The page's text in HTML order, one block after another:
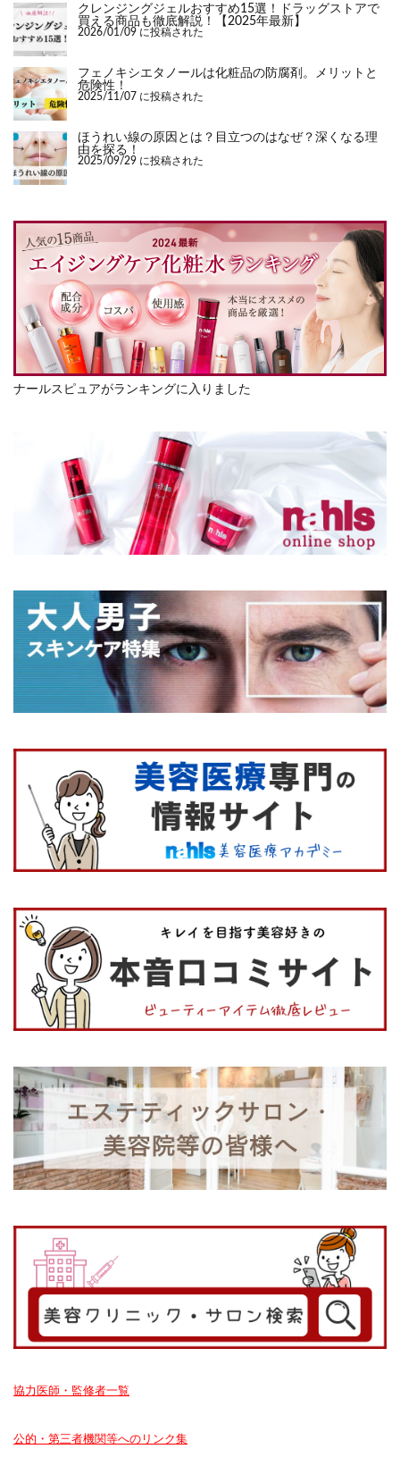
クレンジングジェルおすすめ15選！ドラッグストアで
買える商品も徹底解説！【2025年最新】
2026/01/09 に投稿された
フェノキシエタノールは化粧品の防腐剤。メリットと
危険性！
2025/11/07 に投稿された
ほうれい線の原因とは？目立つのはなぜ？深くなる理
由を探る！
2025/09/29 に投稿された
ナールスピュアがランキングに入りました
協力医師・監修者一覧
公的・第三者機関等へのリンク集